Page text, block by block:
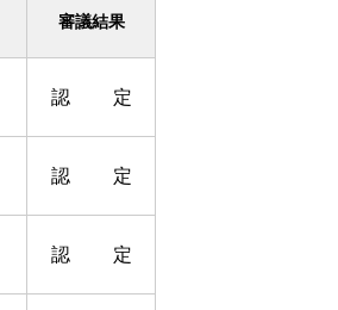
審議結果
認 定
認 定
認 定